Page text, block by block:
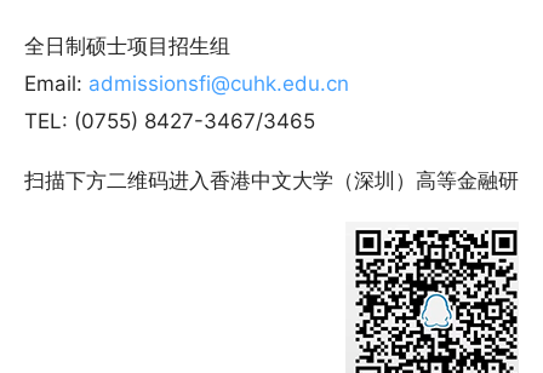
全日制硕士项目招生组
Email: admissionsfi@cuhk.edu.cn
TEL: (0755) 8427-3467/3465
扫描下方二维码进入香港中文大学（深圳）高等金融研